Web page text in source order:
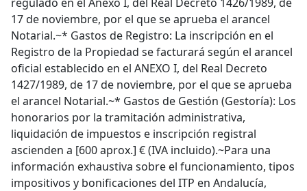
17 de noviembre, por el que se aprueba el arancel
Notarial.~* Gastos de Registro: La inscripción en el
Registro de la Propiedad se facturará según el arancel
oficial establecido en el ANEXO I, del Real Decreto
1427/1989, de 17 de noviembre, por el que se aprueba
el arancel Notarial.~* Gastos de Gestión (Gestoría): Los
honorarios por la tramitación administrativa,
liquidación de impuestos e inscripción registral
ascienden a [600 aprox.] € (IVA incluido).~Para una
información exhaustiva sobre el funcionamiento, tipos
impositivos y bonificaciones del ITP en Andalucía,